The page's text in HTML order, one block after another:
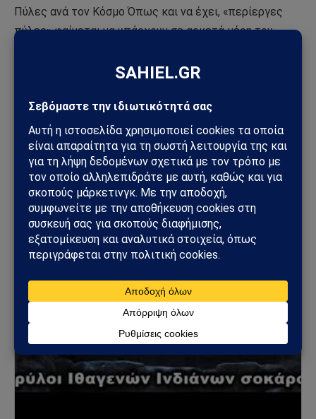
Πύλες ανά τον Κόσμο Όπως και να έχει, «περίεργες
πύλες» φαίνεται να υπάρχουν σε αρκετά μέρη του
καθώς σχεδόν όλοι οι θρύλοι μιλάνε για την διέλευση
ΝΑ ΔΕΊΤΕ ΤΟ ΒΙΝΤΕΟ